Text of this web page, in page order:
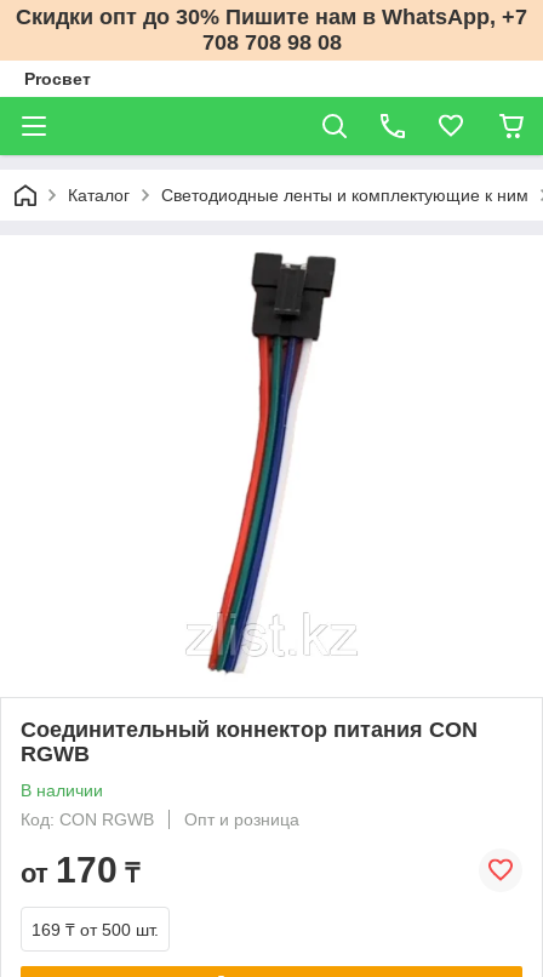
Скидки опт до 30% Пишите нам в WhatsApp, +7
708 708 98 08
Proсвет
Каталог Светодиодные ленты и комплектующие к ним
Соединительный коннектор питания CON
RGWB
В наличии
Код: CON RGWB
Опт и розница
от 170 ₸
169 ₸ от 500 шт.